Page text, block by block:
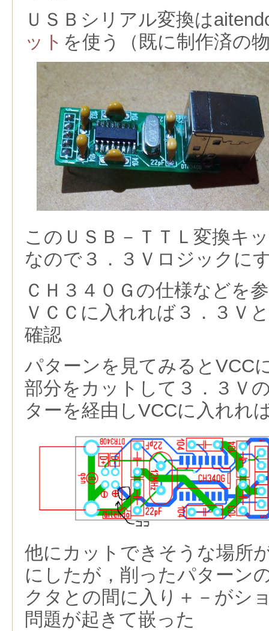
ＵＳＢシリアル変換は
ット を使う（既に制作済の
このＵＳＢ－ＴＴＬ変換キ
なので３．３Ｖロジックに
ＣＨ３４０Ｇの仕様などを
ＶＣＣに入れれば３．３Ｖ
確認
パターンを見てみるとVCC
部分をカットして３．３Ｖ
ターを経由しVCCに入れれ
他にカットできそうな場所
にしたが，削ったパターン
クタとの間に入り＋－がシ
問題が起きて嵌った